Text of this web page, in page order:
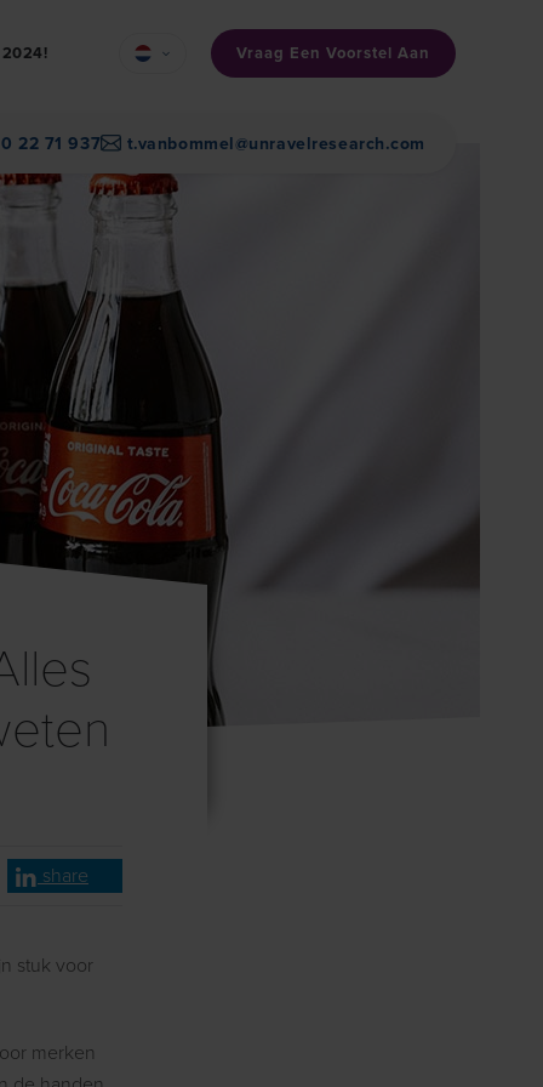
2024! Vraag Een Voorstel Aan
22 71 937 t.vanbommel@unravelresearch.com
share
stuk voor
merken